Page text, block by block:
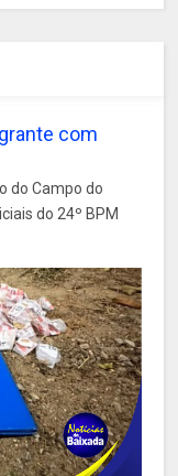
com
do Campo do
do 24º BPM